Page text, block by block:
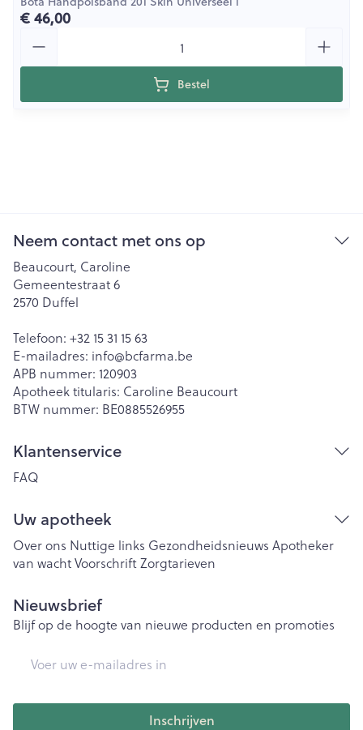
€ 46,00
Bestel
Neem contact met ons op
Beaucourt, Caroline
Gemeentestraat 6
2570 Duffel
Telefoon: +32 15 31 15 63
E-mailadres: info@bcfarma.be
APB nummer: 120903
Apotheek titularis: Caroline Beaucourt
BTW nummer: BE0885526955
Klantenservice
FAQ
Uw apotheek
Over ons Nuttige links Gezondheidsnieuws Apotheker
van wachtVoorschriftZorgtarieven
Nieuwsbrief
Blijf op de hoogte van nieuwe producten en promoties
Inschrijven